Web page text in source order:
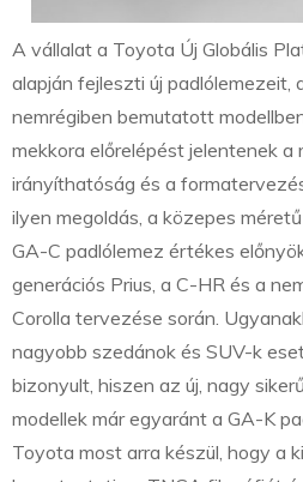
A vállalat a Toyota Új Globális
alapján fejleszti új padlólemezeit,
nemrégiben bemutatott
mekkora előrelépést jelentenek a
irányíthatóság és a
ilyen megoldás, a közepes
GA-C padlólemez értékes
generációs Prius, a C-HR és a
Corolla tervezése során.
nagyobb szedánok és SUV-k
bizonyult, hiszen az új, nagy
modellek már egyaránt a GA-K
Toyota most arra készül, hogy a